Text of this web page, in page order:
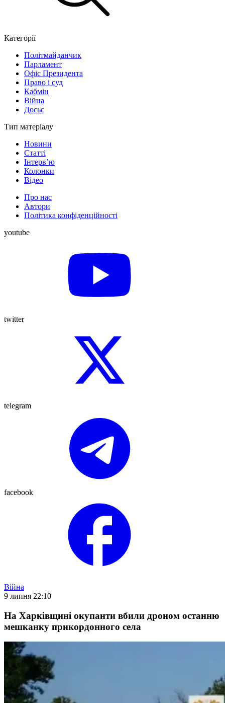
Категорії
Політмайданчик
Парламент
Офіс Президента
Право і суд
Кабмін
Війна
Досьє
Тип матеріалу
Новини
Статті
Інтерв’ю
Колонки
Відео
Про нас
Автори
Політика конфіденційності
youtube
twitter
telegram
facebook
Війна
9 липня 22:10
На Харківщині окупанти вбили дроном останню
мешканку прикордонного села